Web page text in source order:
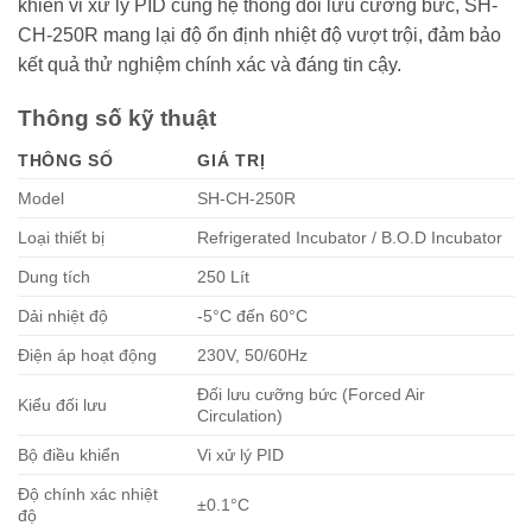
khiển vi xử lý PID cùng hệ thống đối lưu cưỡng bức, SH-
CH-250R mang lại độ ổn định nhiệt độ vượt trội, đảm bảo
kết quả thử nghiệm chính xác và đáng tin cậy.
Thông số kỹ thuật
THÔNG SỐ
GIÁ TRỊ
Model
SH-CH-250R
Loại thiết bị Refrigerated Incubator / B.O.D Incubator
Dung tích 250 Lít
Dải nhiệt độ -5°C đến 60°C
Điện áp hoạt động 230V, 50/60Hz
Kiểu đối lưu
Đối lưu cưỡng bức (Forced Air
Circulation)
Bộ điều khiển Vi xử lý PID
Độ chính xác nhiệt
độ
±0.1°C